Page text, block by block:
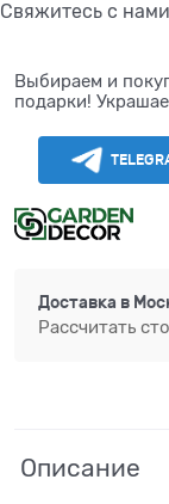
Свяжитесь с
Выбираем и
подарки!
Доставка в
Рассчитать
Описание